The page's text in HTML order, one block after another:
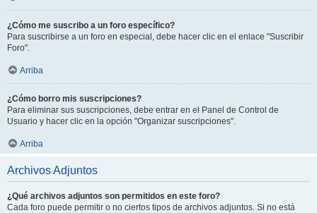
¿Cómo me suscribo a un foro específico?
Para suscribirse a un foro en especial, debe hacer clic en el enlace "Suscribir
Foro".
Arriba
¿Cómo borro mis suscripciones?
Para eliminar sus suscripciones, debe entrar en el Panel de Control de
Usuario y hacer clic en la opción "Organizar suscripciones".
Arriba
Archivos Adjuntos
¿Qué archivos adjuntos son permitidos en este foro?
Cada foro puede permitir o no ciertos tipos de archivos adjuntos. Si no está